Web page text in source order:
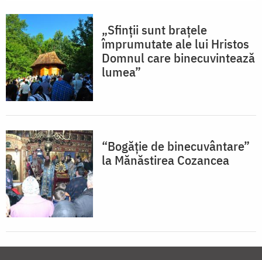
„Sfinții sunt brațele
împrumutate ale lui Hristos
Domnul care binecuvintează
lumea”
“Bogăție de binecuvântare”
la Mănăstirea Cozancea